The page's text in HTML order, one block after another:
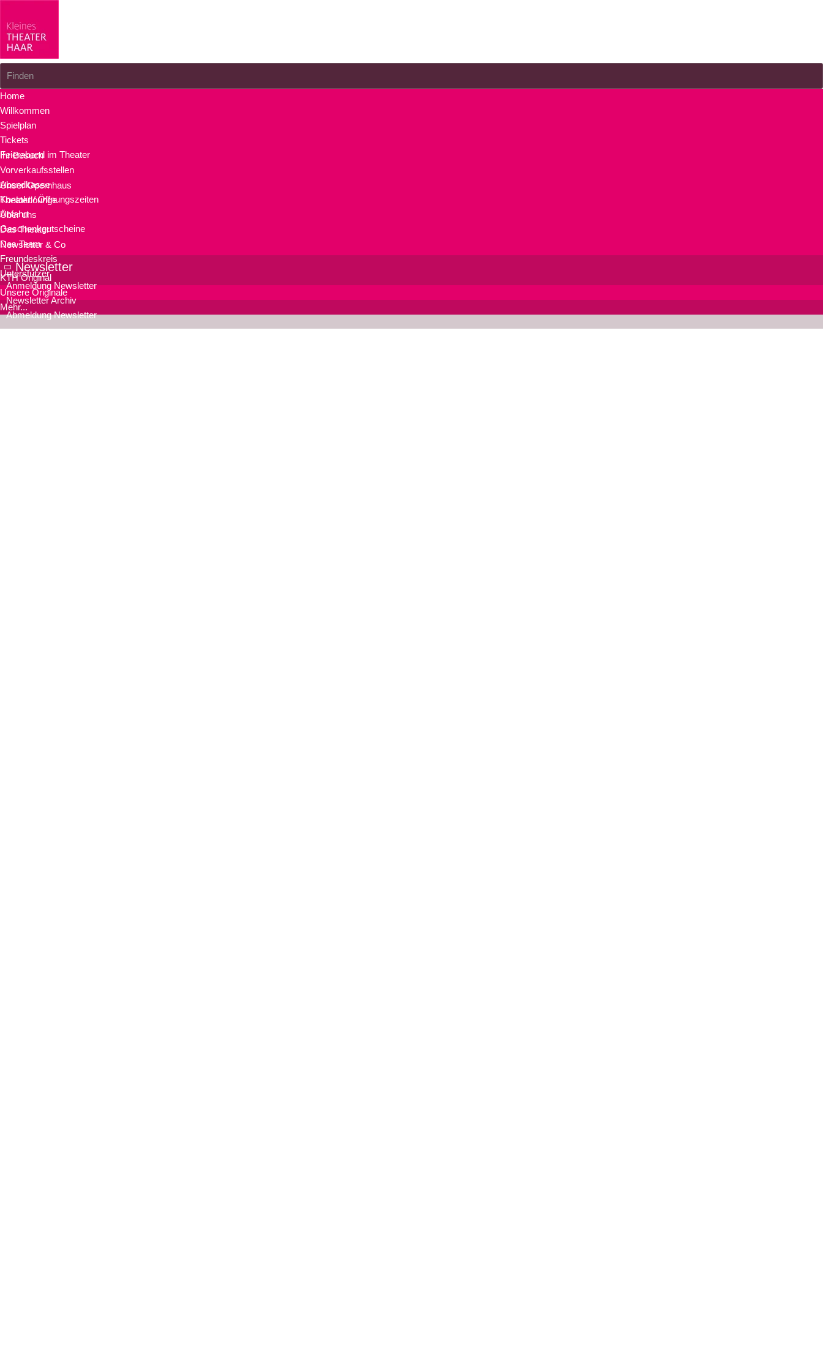
Finden
Home
Willkommen
Spielplan
Tickets
Feierabend im Theater
Ihr Besuch
Vorverkaufsstellen
Abendkasse
Kontakt / Öffnungszeiten
Anfahrt
Geschenkgutscheine
Unser Opernhaus
Theaterlounge
Über uns
Das Theater
Das Team
Freundeskreis
Unterstützer
Newsletter & Co
Newsletter
Anmeldung Newsletter
Newsletter Archiv
Abmeldung Newsletter
KTH Original
Unsere Originale
Mehr...